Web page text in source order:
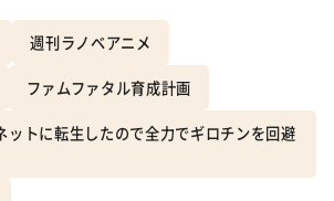
週刊ラノベアニメ
ファムファタル育成計画
ットに転生したので全力でギロチンを回避